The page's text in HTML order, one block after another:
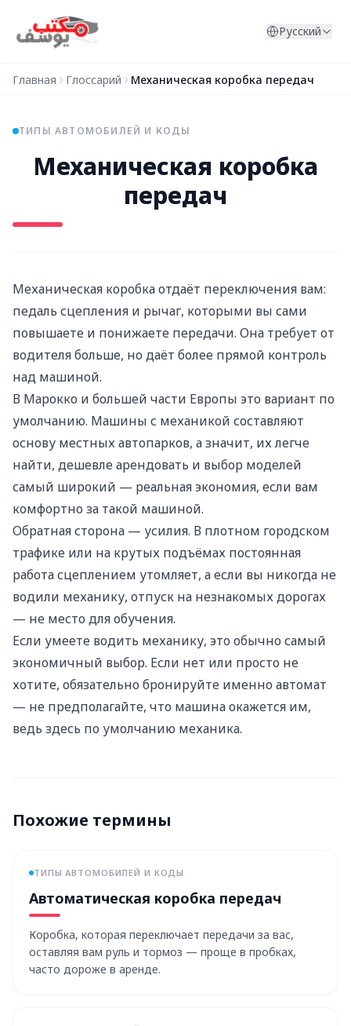
Русский
Главная Глоссарий Механическая коробка передач
ТИПЫ АВТОМОБИЛЕЙ И КОДЫ
Механическая коробка
передач
Механическая коробка отдаёт переключения вам:
педаль сцепления и рычаг, которыми вы сами
повышаете и понижаете передачи. Она требует от
водителя больше, но даёт более прямой контроль
над машиной.
В Марокко и большей части Европы это вариант по
умолчанию. Машины с механикой составляют
основу местных автопарков, а значит, их легче
найти, дешевле арендовать и выбор моделей
самый широкий — реальная экономия, если вам
комфортно за такой машиной.
Обратная сторона — усилия. В плотном городском
трафике или на крутых подъёмах постоянная
работа сцеплением утомляет, а если вы никогда не
водили механику, отпуск на незнакомых дорогах
— не место для обучения.
Если умеете водить механику, это обычно самый
экономичный выбор. Если нет или просто не
хотите, обязательно бронируйте именно автомат
— не предполагайте, что машина окажется им,
ведь здесь по умолчанию механика.
Похожие термины
ТИПЫ АВТОМОБИЛЕЙ И КОДЫ
Автоматическая коробка передач
Коробка, которая переключает передачи за вас,
оставляя вам руль и тормоз — проще в пробках,
часто дороже в аренде.